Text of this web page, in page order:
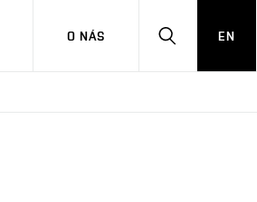
O NÁS
HLEDAT
EN